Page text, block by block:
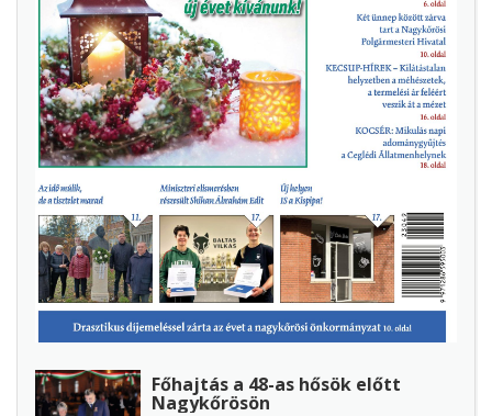
Főhajtás a 48-as hősök előtt
Nagykőrösön